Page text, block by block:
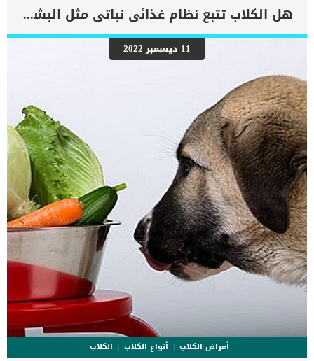
تجويف الصدر (الصدر) ، في حالة تسمى تدمي الصدر. نزيف البطن الداخلى
عند الكلاب وضع صحى سيكتشفه الطبيب البيطري من خلال الفحص البدني
والاختبارات التشخيصية. اعراض وعلامات نزيف البطن الداخلى عند الكلاب
تتشابه العديد من الأعراض المرتبطة بالنزيف الداخلي مع تلك التي تظهر
مع النزيف الخارجي. تنفس سريع معدل ضربات القلب أسرع من المعتاد
ضعف بلادة عقلية تكون الأغشية المخاطية (حول العينين والأنف والفم)
شاحبة أو زرقاءالجلد بارد الملمسانتفاخ البطن اقرأ ايضا: خطورة نزيف
البطن عند الكلاب الاسباب التى تكمن خلف اصابة الكلب بالنزيف الداخلى
_الصدمة يمكن ان تسبب الصدمات او الاصابات الرضحية فى البطن […]
هل الكلاب تتبع نظام غذائى نباتى مثل البشر ؟
11 ديسمبر 2022
أمراض الكلاب أنواع الكلاب
الكلاب